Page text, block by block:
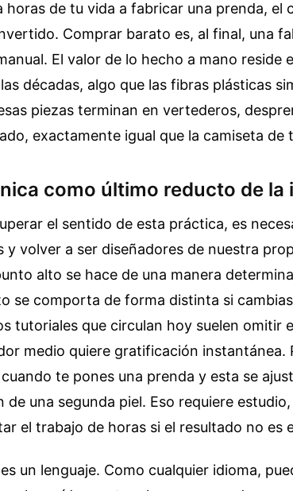
horas de tu vida a fabricar una prenda, el
Comprar barato es, al final, una
El valor de lo hecho a mano reside
décadas, algo que las fibras plásticas
piezas terminan en vertederos,
exactamente igual que la camiseta
como último reducto de la
el sentido de esta práctica, es
y volver a ser diseñadores de nuestra
alto se hace de una manera
se comporta de forma distinta si
tutoriales que circulan hoy suelen omitir
medio quiere gratificación instantánea.
te pones una prenda y esta se
de una segunda piel. Eso requiere
el trabajo de horas si el resultado no es
un lenguaje. Como cualquier idioma,